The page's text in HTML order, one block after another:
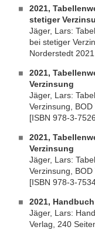
2021,
stetiger
Jäger, Lars:
bei stetiger
Norderstedt
2021,
Verzinsung
Jäger, Lars:
Verzinsung,
[ISBN 978-3-
2021,
Verzinsung
Jäger, Lars:
Verzinsung,
[ISBN 978-3-
2021,
Jäger, Lars:
Verlag, 240